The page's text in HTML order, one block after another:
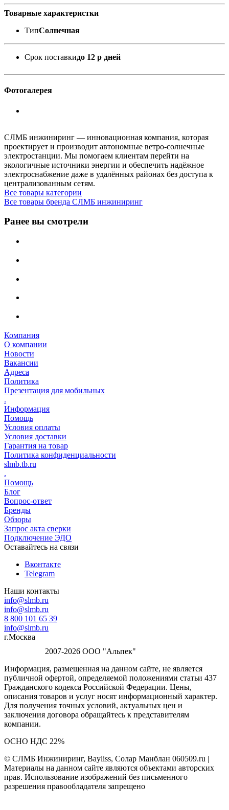
Товарные характеристки
ТипСолнечная
Срок поставкидо 12 р дней
Фотогалерея
СЛМБ инжиниринг — инновационная компания, которая
проектирует и производит автономные ветро‑солнечные
электростанции. Мы помогаем клиентам перейти на
экологичные источники энергии и обеспечить надёжное
электроснабжение даже в удалённых районах без доступа к
централизованным сетям.
Все товары категории
Все товары бренда СЛМБ инжиниринг
Ранее вы смотрели
Компания
О компании
Новости
Вакансии
Адреса
Политика
Презентация для мобильных
.
Информация
Помощь
Условия оплаты
Условия доставки
Гарантия на товар
Политика конфиденциальности
slmb.tb.ru
.
Помощь
Блог
Вопрос-ответ
Бренды
Обзоры
Запрос акта сверки
Подключение ЭДО
Оставайтесь на связи
Вконтакте
Telegram
Наши контакты
info@slmb.ru
info@slmb.ru
8 800 101 65 39
info@slmb.ru
г.Москва
2007-2026 ООО "Альпек"
Информация, размещенная на данном сайте, не является
публичной офертой, определяемой положениями статьи 437
Гражданского кодекса Российской Федерации. Цены,
описания товаров и услуг носят информационный характер.
Для получения точных условий, актуальных цен и
заключения договора обращайтесь к представителям
компании.
ОСНО НДС 22%
© СЛМБ Инжиниринг, Bayliss, Солар Манблан 060509.ru |
Материалы на данном сайте являются объектами авторских
прав. Использование изображений без письменного
разрешения правообладателя запрещено